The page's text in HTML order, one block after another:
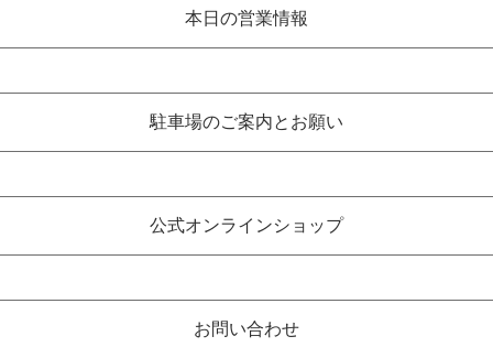
本日の営業情報
駐車場のご案内とお願い
公式オンラインショップ
お問い合わせ